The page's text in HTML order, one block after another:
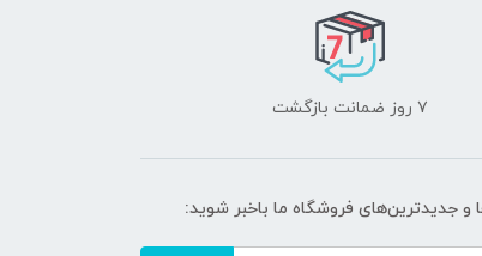
۷ روز ضمانت بازگشت
و جدیدترین‌های فروشگاه ما باخبر شوید: